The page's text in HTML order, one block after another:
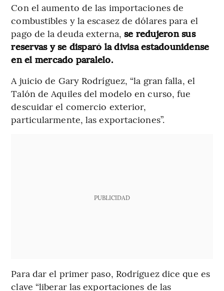
Con el aumento de las importaciones de
combustibles y la escasez de dólares para el
pago de la deuda externa, se redujeron sus
reservas y se disparó la divisa estadounidense
en el mercado paralelo.
A juicio de Gary Rodríguez, “la gran falla, el
Talón de Aquiles del modelo en curso, fue
descuidar el comercio exterior,
particularmente, las exportaciones”.
PUBLICIDAD
Para dar el primer paso, Rodríguez dice que es
clave “liberar las exportaciones de las